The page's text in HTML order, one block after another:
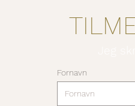
Fornavn